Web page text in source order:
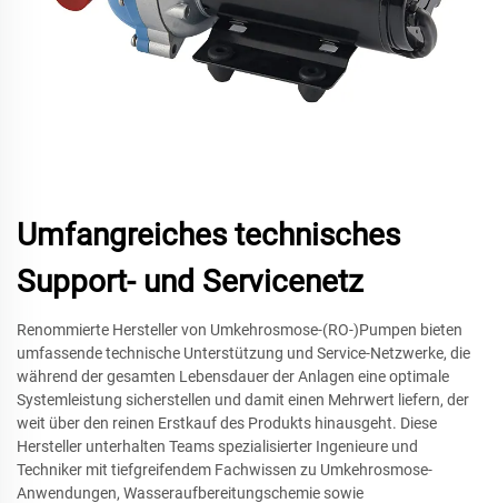
Umfangreiches technisches
Support- und Servicenetz
Renommierte Hersteller von Umkehrosmose-(RO-)Pumpen bieten
umfassende technische Unterstützung und Service-Netzwerke, die
während der gesamten Lebensdauer der Anlagen eine optimale
Systemleistung sicherstellen und damit einen Mehrwert liefern, der
weit über den reinen Erstkauf des Produkts hinausgeht. Diese
Hersteller unterhalten Teams spezialisierter Ingenieure und
Techniker mit tiefgreifendem Fachwissen zu Umkehrosmose-
Anwendungen, Wasseraufbereitungschemie sowie